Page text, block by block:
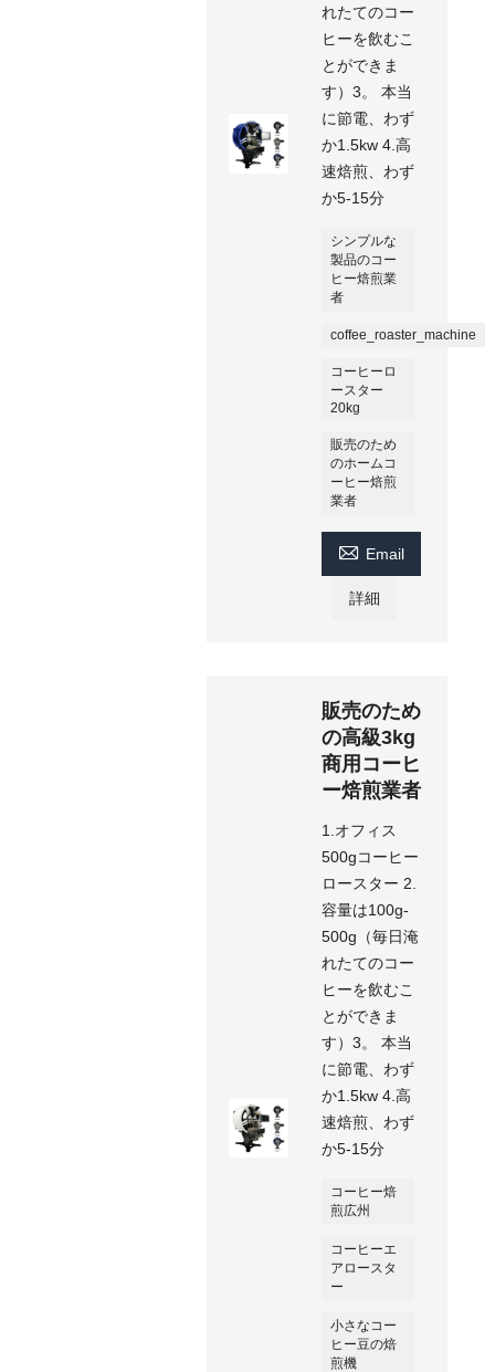
れたてのコー
ヒーを飲むこ
とができま
す）3。 本当
に節電、わず
か1.5kw 4.高
速焙煎、わず
か5-15分
シンプルな
製品のコー
ヒー焙煎業
者
coffee_roaster_machine
コーヒーロ
ースター
20kg
販売のため
のホームコ
ーヒー焙煎
業者
 Email
詳細
販売のため
の高級3kg
商用コーヒ
ー焙煎業者
1.オフィス
500gコーヒー
ロースター 2.
容量は100g-
500g（毎日淹
れたてのコー
ヒーを飲むこ
とができま
す）3。 本当
に節電、わず
か1.5kw 4.高
速焙煎、わず
か5-15分
コーヒー焙
煎広州
コーヒーエ
アロースタ
ー
小さなコー
ヒー豆の焙
煎機